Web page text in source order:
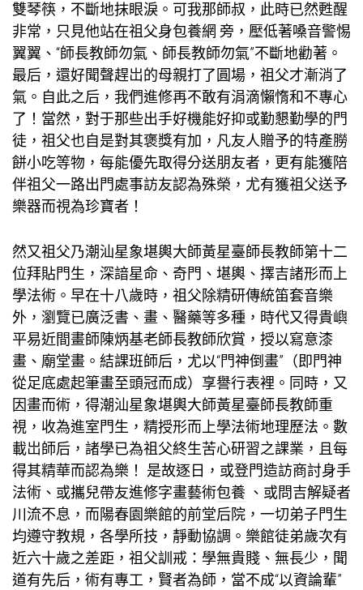
雙琴筷，不斷地抹眼淚。可我那師叔，此時已然甦醒
非常，只見他站在祖父身包養網 旁，壓低著嗓音警惕
翼翼、“師長教師勿氣、師長教師勿氣”不斷地勸著。
最后，還好聞聲趕岀的母親打了圓場，祖父才漸消了
氣。自此之后，我們進修再不敢有涓滴懶惰和不專心
了！當然，對于那些出手好機能好抑或勤懇勤學的門
徒，祖父也自是對其褒獎有加，凡友人贈予的特產朥
餅小吃等物，每能優先取得分送朋友者，更有能獲陪
伴祖父一路出門處事訪友認為殊榮，尤有獲祖父送予
樂器而視為珍寶者！
然又祖父乃潮汕星象堪輿大師黃星臺師長教師第十二
位拜貼門生，深諳星命、奇門、堪輿、擇吉諸形而上
學法術。早在十八歲時，祖父除精研傳統笛套音樂
外，瀏覽已廣泛書、畫、醫藥等多種，時代又得貴嶼
平易近間畫師陳炳基老師長教師欣賞，授以寫意漆
畫、廟堂畫。結課班師后，尤以“門神倒畫”（即門神
從足底處起筆畫至頭冠而成）享譽行表裡。同時，又
因畫而術，得潮汕星象堪輿大師黃星臺師長教師重
視，收為進室門生，精授形而上學法術地理歷法。數
載岀師后，諸學已為祖父終生苦心研習之課業，且每
得其精華而認為樂！ 是故逐日，或登門造訪商討身手
法術、或攜兒帶友進修字畫藝術包養 、或問吉解疑者
川流不息，而陽春園樂館的前堂后院，一切弟子門生
均遵守教規，各學所技，靜動協調。樂館徒弟歲次有
近六十歲之差距，祖父訓戒：學無貴賤、無長少，聞
道有先后，術有專工，賢者為師，當不成“以資論輩”